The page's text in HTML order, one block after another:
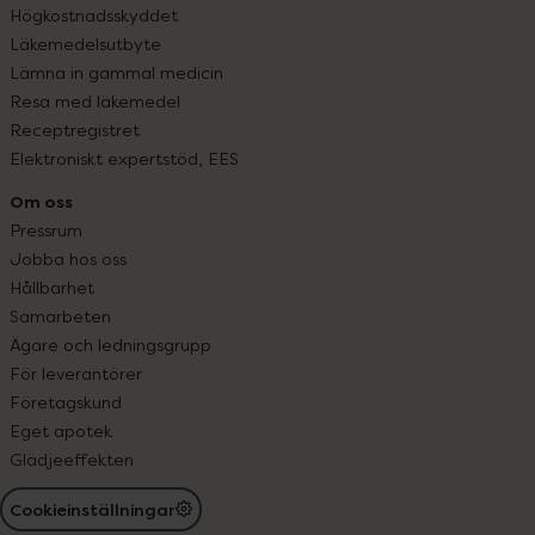
Högkostnadsskyddet
Läkemedelsutbyte
Lämna in gammal medicin
Resa med läkemedel
Receptregistret
Elektroniskt expertstöd, EES
Om oss
Pressrum
Jobba hos oss
Hållbarhet
Samarbeten
Ägare och ledningsgrupp
För leverantörer
Företagskund
Eget apotek
Glädjeeffekten
Cookieinställningar